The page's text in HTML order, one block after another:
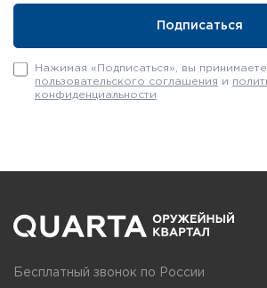
Нажимая «Подписаться», вы
пользовательского соглашения и
конфиденциальности
Бесплатный звонок по России